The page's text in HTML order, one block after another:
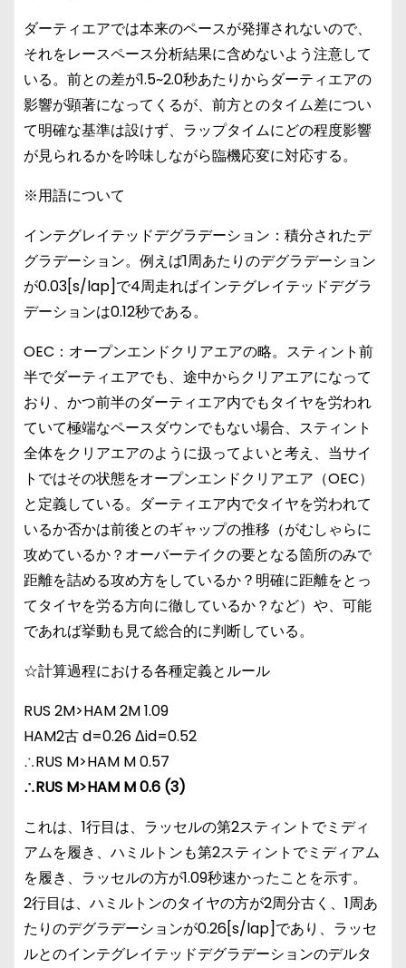
ダーティエアでは本来のペースが発揮されないので、
それをレースペース分析結果に含めないよう注意して
いる。前との差が1.5~2.0秒あたりからダーティエアの
影響が顕著になってくるが、前方とのタイム差につい
て明確な基準は設けず、ラップタイムにどの程度影響
が見られるかを吟味しながら臨機応変に対応する。
※用語について
インテグレイテッドデグラデーション：積分されたデ
グラデーション。例えば1周あたりのデグラデーション
が0.03[s/lap]で4周走ればインテグレイテッドデグラ
デーションは0.12秒である。
OEC：オープンエンドクリアエアの略。スティント前
半でダーティエアでも、途中からクリアエアになって
おり、かつ前半のダーティエア内でもタイヤを労われ
ていて極端なペースダウンでもない場合、スティント
全体をクリアエアのように扱ってよいと考え、当サイ
トではその状態をオープンエンドクリアエア（OEC）
と定義している。ダーティエア内でタイヤを労われて
いるか否かは前後とのギャップの推移（がむしゃらに
攻めているか？オーバーテイクの要となる箇所のみで
距離を詰める攻め方をしているか？明確に距離をとっ
てタイヤを労る方向に徹しているか？など）や、可能
であれば挙動も見て総合的に判断している。
☆計算過程における各種定義とルール
RUS 2M>HAM 2M 1.09
HAM2古 d=0.26 Δid=0.52
∴RUS M>HAM M 0.57
∴RUS M>HAM M 0.6 (3)
これは、1行目は、ラッセルの第2スティントでミディ
アムを履き、ハミルトンも第2スティントでミディアム
を履き、ラッセルの方が1.09秒速かったことを示す。
2行目は、ハミルトンのタイヤの方が2周分古く、1周あ
たりのデグラデーションが0.26[s/lap]であり、ラッセ
ルとのインテグレイテッドデグラデーションのデルタ